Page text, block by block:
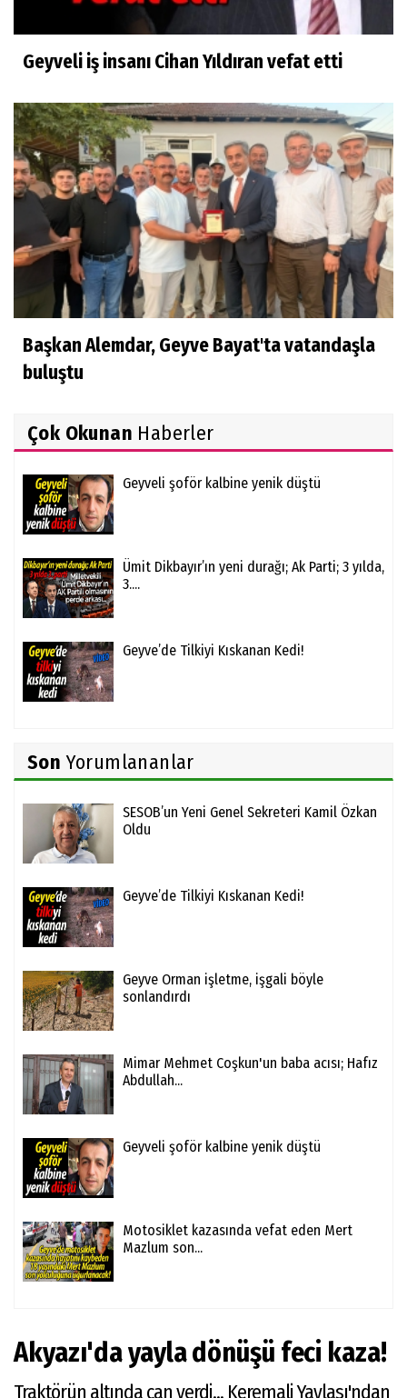
Geyveli iş insanı Cihan Yıldıran vefat etti
Başkan Alemdar, Geyve Bayat'ta vatandaşla
buluştu
Çok Okunan Haberler
Geyveli şoför kalbine yenik düştü
Ümit Dikbayır’ın yeni durağı; Ak Parti; 3 yılda,
3....
Geyve’de Tilkiyi Kıskanan Kedi!
Son Yorumlananlar
SESOB’un Yeni Genel Sekreteri Kamil Özkan
Oldu
Geyve’de Tilkiyi Kıskanan Kedi!
Geyve Orman işletme, işgali böyle
sonlandırdı
Mimar Mehmet Coşkun'un baba acısı; Hafız
Abdullah...
Geyveli şoför kalbine yenik düştü
Motosiklet kazasında vefat eden Mert
Mazlum son...
Akyazı'da yayla dönüşü feci kaza!
Traktörün altında can verdi... Keremali Yaylası'ndan